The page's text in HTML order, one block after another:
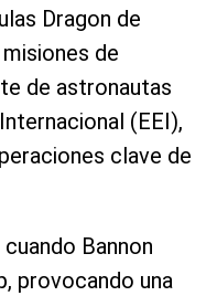
Dragon de
de
de astronautas
(EEI),
clave de
Bannon
provocando una